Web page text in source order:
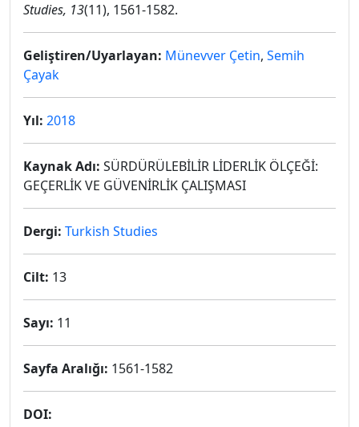
Studies, 13(11), 1561-1582.
Geliştiren/Uyarlayan: Münevver Çetin, Semih
Çayak
Yıl: 2018
Kaynak Adı: SÜRDÜRÜLEBİLİR LİDERLİK ÖLÇEĞİ:
GEÇERLİK VE GÜVENİRLİK ÇALIŞMASI
Dergi: Turkish Studies
Cilt: 13
Sayı: 11
Sayfa Aralığı: 1561-1582
DOI: